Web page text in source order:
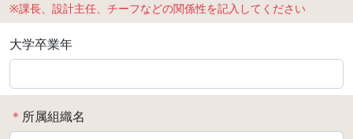
※課長、設計主任、チーフなどの関係性を記入してください
大学卒業年
＊ 所属組織名